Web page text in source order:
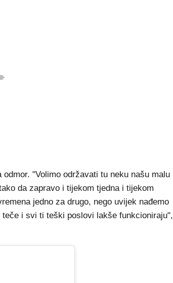
"Volimo održavati tu neku našu malu
da zapravo i tijekom tjedna i tijekom
jedno za drugo, nego uvijek nađemo
i svi ti teški poslovi lakše funkcioniraju",